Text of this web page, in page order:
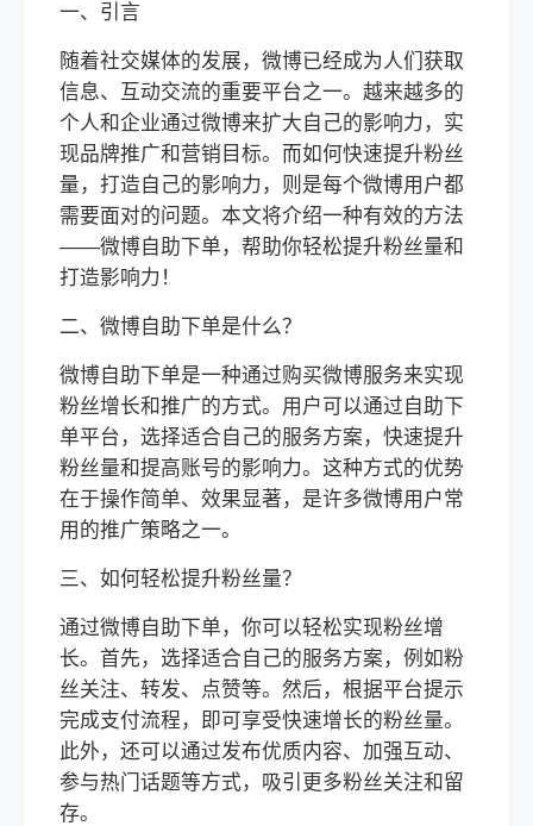
一、引言
随着社交媒体的发展，微博已经成为人们获取
信息、互动交流的重要平台之一。越来越多的
个人和企业通过微博来扩大自己的影响力，实
现品牌推广和营销目标。而如何快速提升粉丝
量，打造自己的影响力，则是每个微博用户都
需要面对的问题。本文将介绍一种有效的方法
——微博自助下单，帮助你轻松提升粉丝量和
打造影响力！
二、微博自助下单是什么？
微博自助下单是一种通过购买微博服务来实现
粉丝增长和推广的方式。用户可以通过自助下
单平台，选择适合自己的服务方案，快速提升
粉丝量和提高账号的影响力。这种方式的优势
在于操作简单、效果显著，是许多微博用户常
用的推广策略之一。
三、如何轻松提升粉丝量？
通过微博自助下单，你可以轻松实现粉丝增
长。首先，选择适合自己的服务方案，例如粉
丝关注、转发、点赞等。然后，根据平台提示
完成支付流程，即可享受快速增长的粉丝量。
此外，还可以通过发布优质内容、加强互动、
参与热门话题等方式，吸引更多粉丝关注和留
存。